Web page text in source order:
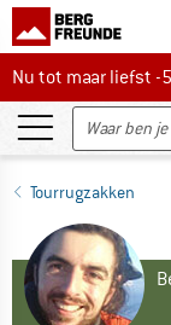
Nu tot maar liefst -
Nu tot maar liefst -
Tourrugzakken